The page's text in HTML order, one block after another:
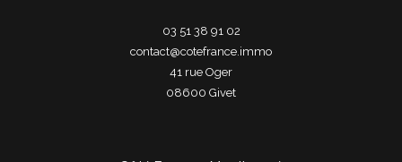
03 51 38 91 02
contact@cotefrance.immo
41 rue Oger
08600
givet